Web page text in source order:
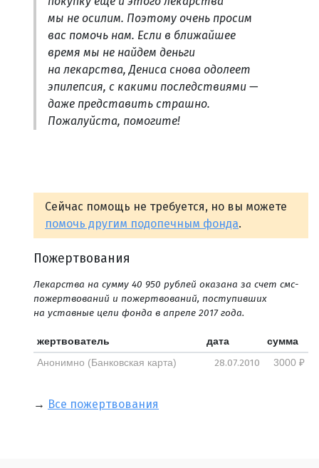
мы не осилим. Поэтому очень просим
вас помочь нам. Если в ближайшее
время мы не найдем деньги
на лекарства, Дениса снова одолеет
эпилепсия, с какими последствиями —
даже представить страшно.
Пожалуйста, помогите!
Сейчас помощь не требуется, но вы можете
помочь другим подопечным фонда.
Пожертвования
Лекарства на сумму 40 950 рублей оказана за счет смс-
пожертвований и пожертвований, поступивших
на уставные цели фонда в апреле 2017 года.
жертвователь дата
сумма
Анонимно (Банковская карта)
28.07.2010 3000 ₽
→ Все пожертвования